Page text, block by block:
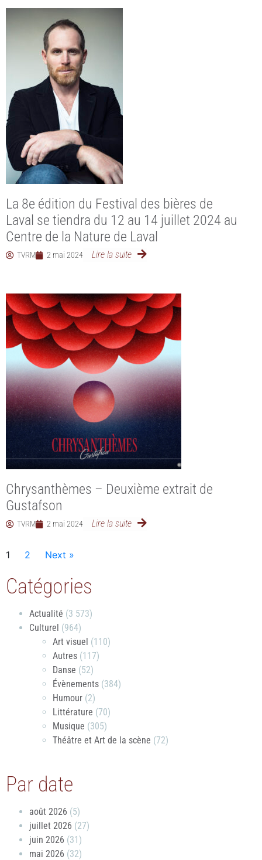
La 8e édition du Festival des bières de
Laval se tiendra du 12 au 14 juillet 2024 au
Centre de la Nature de Laval
TVRM 2 mai 2024 Lire la suite
Chrysanthèmes – Deuxième extrait de
Gustafson
TVRM 2 mai 2024 Lire la suite
1 2 Next »
Catégories
Actualité (3 573)
Culturel (964)
Art visuel (110)
Autres (117)
Danse (52)
Évènements (384)
Humour (2)
Littérature (70)
Musique (305)
Théâtre et Art de la scène (72)
Par date
août 2026 (5)
juillet 2026 (27)
juin 2026 (31)
mai 2026 (32)